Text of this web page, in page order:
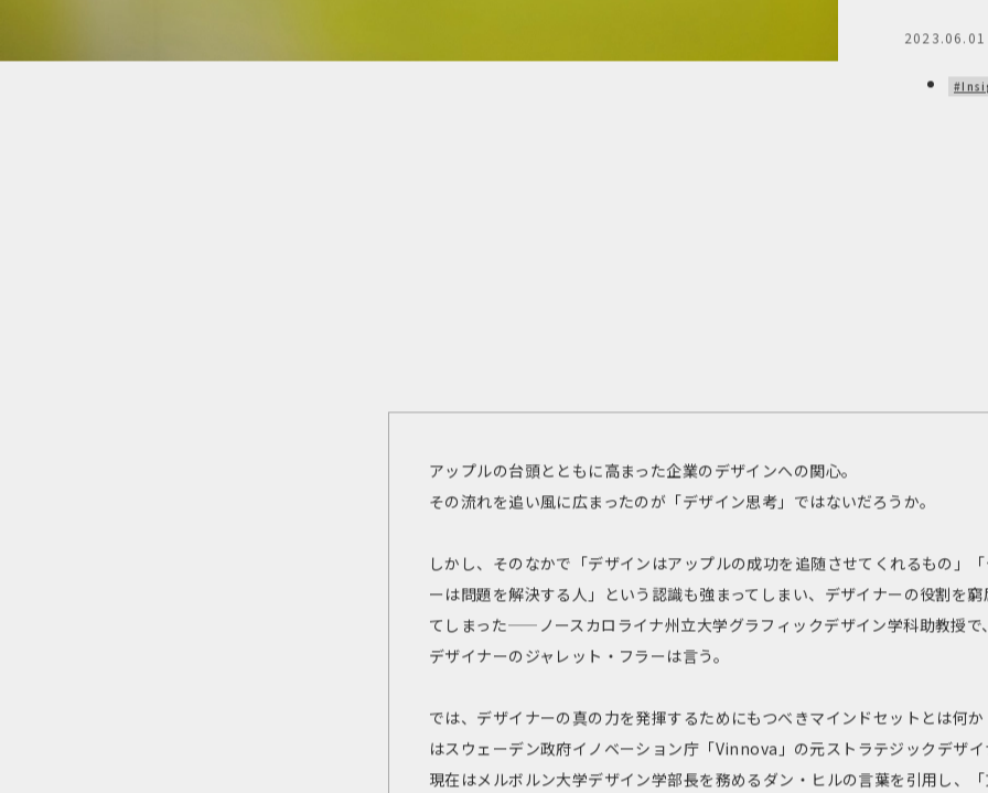
2023.06.01
アップルの台頭とともに高まった企業のデザインへの関心。
その流れを追い風に広まったのが「デザイン思考」ではないだろうか。
しかし、そのなかで「デザインはアップルの成功を追随させてくれるもの」
ーは問題を解決する人」という認識も強まってしまい、デザイナーの役割を窮
てしまった——ノースカロライナ州立大学グラフィックデザイン学科助教授で
デザイナーのジャレット・フラーは言う。
では、デザイナーの真の力を発揮するためにもつべきマインドセットとは何か
はスウェーデン政府イノベーション庁「Vinnova」の元ストラテジックデザイ
現在はメルボルン大学デザイン学部長を務めるダン・ヒルの言葉を引用し、